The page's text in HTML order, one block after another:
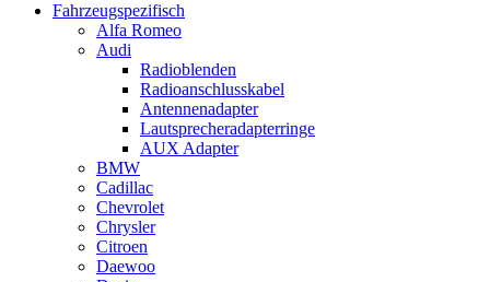
Fahrzeugspezifisch
Alfa Romeo
Audi
Radioblenden
Radioanschlusskabel
Antennenadapter
Lautsprecheradapterringe
AUX Adapter
BMW
Cadillac
Chevrolet
Chrysler
Citroen
Daewoo